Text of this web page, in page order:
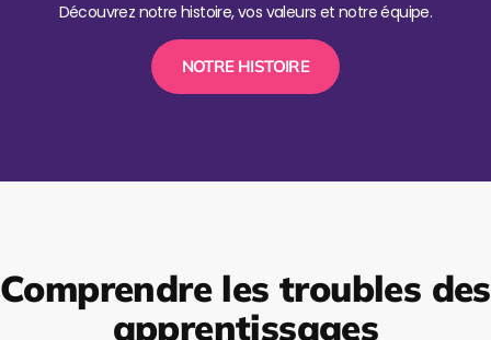
Découvrez notre histoire, vos valeurs et notre équipe.
NOTRE HISTOIRE
Comprendre les troubles des
apprentissages